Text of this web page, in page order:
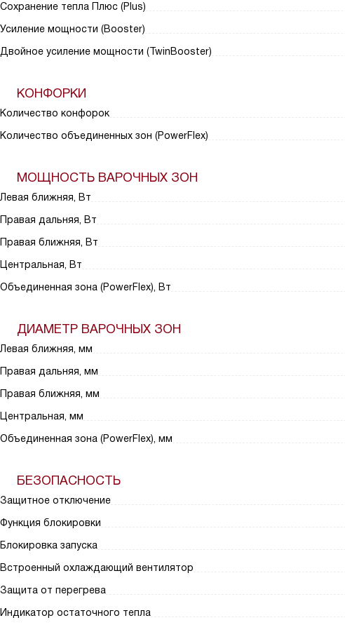
Сохранение тепла Плюс (Plus)
Усиление мощности (Booster)
Двойное усиление мощности (TwinBooster)
КОНФОРКИ
Количество конфорок
Количество объединенных зон (PowerFlex)
МОЩНОСТЬ ВАРОЧНЫХ ЗОН
Левая ближняя, Вт
Правая дальняя, Вт
Правая ближняя, Вт
Центральная, Вт
Объединенная зона (PowerFlex), Вт
ДИАМЕТР ВАРОЧНЫХ ЗОН
Левая ближняя, мм
Правая дальняя, мм
Правая ближняя, мм
Центральная, мм
Объединенная зона (PowerFlex), мм
БЕЗОПАСНОСТЬ
Защитное отключение
Функция блокировки
Блокировка запуска
Встроенный охлаждающий вентилятор
Защита от перегрева
Индикатор остаточного тепла